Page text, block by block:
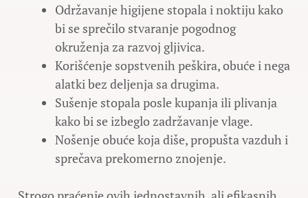
Održavanje higijene stopala i noktiju kako
bi se sprečilo stvaranje pogodnog
okruženja za razvoj gljivica.
Korišćenje sopstvenih peškira, obuće i nega
alatki bez deljenja sa drugima.
Sušenje stopala posle kupanja ili plivanja
kako bi se izbeglo zadržavanje vlage.
Nošenje obuće koja diše, propušta vazduh i
sprečava prekomerno znojenje.